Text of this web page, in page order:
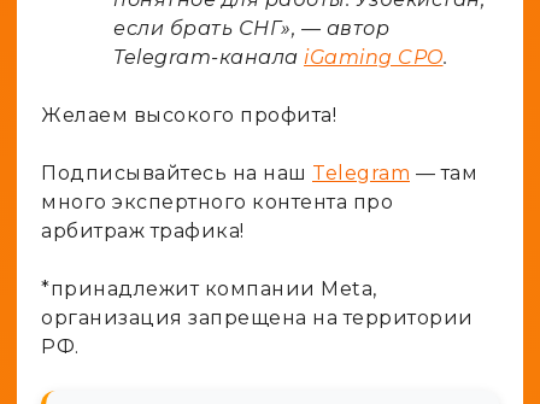
если брать СНГ», — автор
Telegram-канала iGaming CPO.
Желаем высокого профита!
Подписывайтесь на наш Telegram — там
много экспертного контента про
арбитраж трафика!
*принадлежит компании Meta,
организация запрещена на территории
РФ.